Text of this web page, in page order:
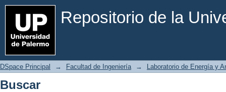
Repositorio de la
Buscar
DSpace Principal → Facultad de Ingeniería → Laboratorio de Energía y
Buscar